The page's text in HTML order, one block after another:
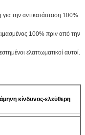
την αντικατάσταση 100%
100% πριν από την
ελαττωματικοί αυτοί.
κίνδυνος-ελεύθερη